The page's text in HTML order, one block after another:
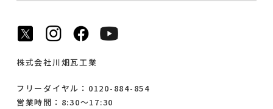
株式会社川畑瓦工業
フリーダイヤル：0120-884-854
営業時間：8:30～17:30